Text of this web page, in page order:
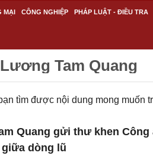
MẠI CÔNG NGHIỆP PHÁP LUẬT - ĐIỀU TRA
Tam Quang
tìm được nội dung mong muốn
Quang gửi thư khen Công
dòng lũ